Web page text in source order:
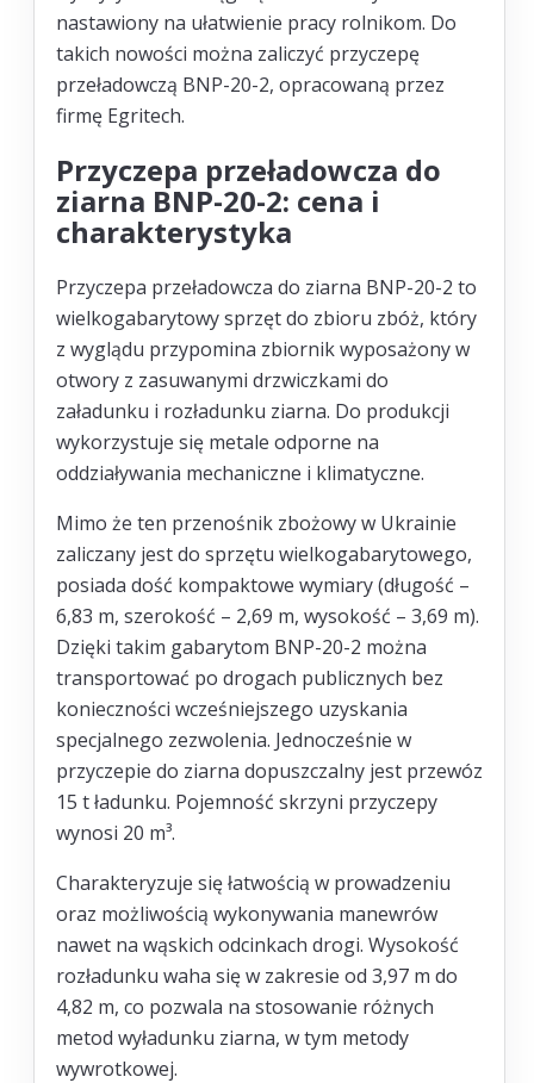
nastawiony na ułatwienie pracy rolnikom. Do
takich nowości można zaliczyć przyczepę
przeładowczą BNP-20-2, opracowaną przez
firmę Egritech.
Przyczepa przeładowcza do
ziarna BNP-20-2: cena i
charakterystyka
Przyczepa przeładowcza do ziarna BNP-20-2 to
wielkogabarytowy sprzęt do zbioru zbóż, który
z wyglądu przypomina zbiornik wyposażony w
otwory z zasuwanymi drzwiczkami do
załadunku i rozładunku ziarna. Do produkcji
wykorzystuje się metale odporne na
oddziaływania mechaniczne i klimatyczne.
Mimo że ten przenośnik zbożowy w Ukrainie
zaliczany jest do sprzętu wielkogabarytowego,
posiada dość kompaktowe wymiary (długość –
6,83 m, szerokość – 2,69 m, wysokość – 3,69 m).
Dzięki takim gabarytom BNP-20-2 można
transportować po drogach publicznych bez
konieczności wcześniejszego uzyskania
specjalnego zezwolenia. Jednocześnie w
przyczepie do ziarna dopuszczalny jest przewóz
15 t ładunku. Pojemność skrzyni przyczepy
wynosi 20 m³.
Charakteryzuje się łatwością w prowadzeniu
oraz możliwością wykonywania manewrów
nawet na wąskich odcinkach drogi. Wysokość
rozładunku waha się w zakresie od 3,97 m do
4,82 m, co pozwala na stosowanie różnych
metod wyładunku ziarna, w tym metody
wywrotkowej.